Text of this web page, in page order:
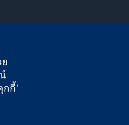
บียนภาษีมูลค่าเพิ่ม GB 718 2127 49
กกี้'